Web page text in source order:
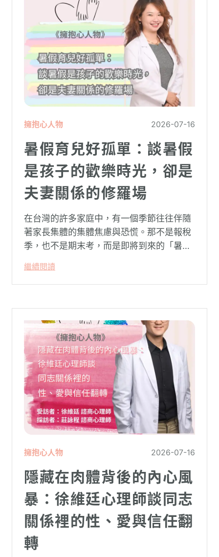
擁抱心人物 2026-07-16
暑假育兒好孤單：談暑假
是孩子的歡樂時光，卻是
夫妻關係的修羅場
在台灣的許多家庭中，有一個季節往往伴隨
著家長集體的集體焦慮與恐慌。那不是報稅
季，也不是期末考，而是即將到來的「暑
家庭，原本由學校與安親班代勞的照顧責
任，瞬間全數倒回家庭系統之內。對許多父
繼續閱讀
擁抱心人物 2026-07-16
隱藏在肉體背後的內心風
暴：徐維廷心理師談同志
關係裡的性、愛與信任翻
轉